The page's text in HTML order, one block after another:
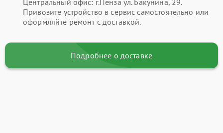
Центральный офис: г.Пенза ул. Бакунина, 29.
Привозите устройство в сервис самостоятельно или
оформляйте ремонт с доставкой.
Подробнее о доставке